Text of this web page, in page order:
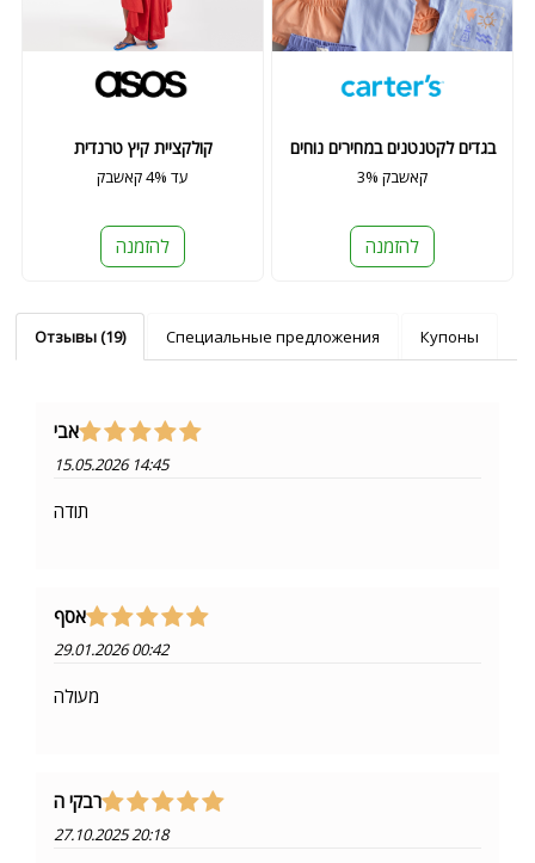
קולקציית קיץ טרנדית
עד 4% קאשבק
להזמנה
בגדים לקטנטנים במחירים נוחים
3% קאשבק
להזמנה
Отзывы (19) Специальные предложения Купоны
אבי
15.05.2026 14:45
תודה
אסף
29.01.2026 00:42
מעולה
רבקי ה
27.10.2025 20:18